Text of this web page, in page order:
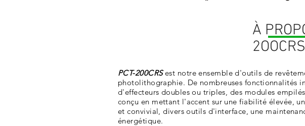
À
2OOCRS
PCT-200CRSest notre ensemble d'outils de
photolithographie. De nombreuses fonctionnalités
d'effecteurs doubles ou triples, des modules
conçu en mettant l'accent sur une fiabilité élevée,
et convivial, divers outils d'interface, une
énergétique.